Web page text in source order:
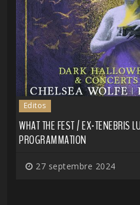
Editos
WHAT THE FEST / EX-TENEBRIS
PROGRAMMATION
27 septembre 2024